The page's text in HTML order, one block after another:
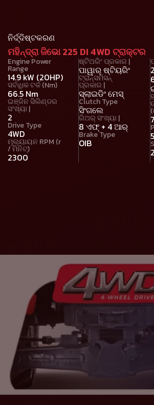
ନିର୍ଦ୍ଦିଷ୍ଟକରଣ
ମହିନ୍ଦ୍ରା ଜିଭୋ 225 DI 4WD ଟ୍ରାକ୍ଟର
Engine Power
Range
14.9 kW (20HP)
ସର୍ବାଧିକ ଟର୍କ (Nm)
66.5 Nm
ଇଞ୍ଜିନ ସିଲିଣ୍ଡର
ସଂଖ୍ୟା |
2
Drive Type
4WD
ମୂଲ୍ୟାୟନ RPM (r
/ ମିନିଟ୍)
2300
ଷ୍ଟିଅରିଂ ପ୍ରକାର |
ପାୱାର୍ ଷ୍ଟିୟରିଂ
ଟ୍ରାନ୍ସମିସନ୍
ପ୍ରକାର |
ସ୍ଲାଇଡିଂ ମେସ୍
Clutch Type
ସିଂଗଲେ
ଗିଅର୍ ସଂଖ୍ୟା |
8 ଏଫ୍ + 4 ଆର୍
Brake Type
OIB